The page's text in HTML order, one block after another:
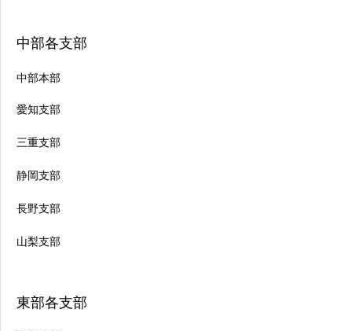
中部各支部
中部本部
愛知支部
三重支部
静岡支部
長野支部
山梨支部
東部各支部